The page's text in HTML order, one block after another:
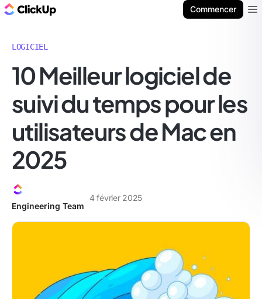
Commencer
LOGICIEL
10 Meilleur logiciel de
suivi du temps pour les
utilisateurs de Mac en
2025
Engineering Team
4 février 2025